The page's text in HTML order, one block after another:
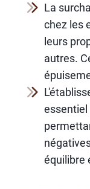
La
chez les
leurs
autres.
essentiel
équilibre